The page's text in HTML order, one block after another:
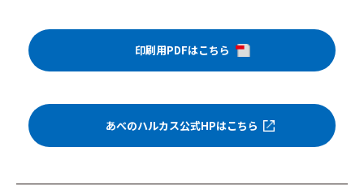
印刷用PDFはこちら
あべのハルカス公式HPはこちら